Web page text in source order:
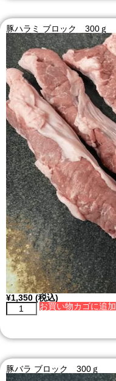
豚ハラミ ブロック 300ｇ
¥1,350 (税込)
お買い物カゴに追加
豚バラ ブロック 300ｇ